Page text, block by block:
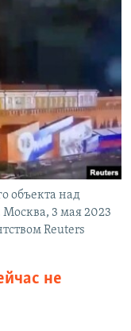
объекта над
3 мая 2023
Reuters
не